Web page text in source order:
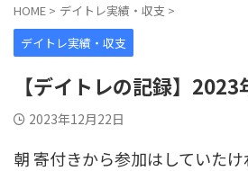
HOME > デイトレ実績・収支 >
デイトレ実績・収支
【デイトレの記録】
2023年12月22日
朝 寄付きから参加はしていた